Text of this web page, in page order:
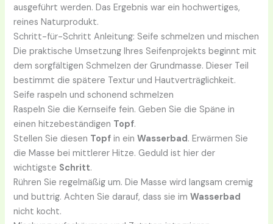
ausgeführt werden. Das Ergebnis war ein hochwertiges,
reines Naturprodukt.
Schritt-für-Schritt Anleitung: Seife schmelzen und mischen
Die praktische Umsetzung Ihres Seifenprojekts beginnt mit
dem sorgfältigen Schmelzen der Grundmasse. Dieser Teil
bestimmt die spätere Textur und Hautverträglichkeit.
Seife raspeln und schonend schmelzen
Raspeln Sie die Kernseife fein. Geben Sie die Späne in
einen hitzebeständigen Topf.
Stellen Sie diesen Topf in einWasserbad. Erwärmen Sie
die Masse bei mittlerer Hitze. Geduld ist hier der
wichtigste Schritt.
Rühren Sie regelmäßig um. Die Masse wird langsam cremig
und buttrig. Achten Sie darauf, dass sie imWasserbad
nicht kocht.